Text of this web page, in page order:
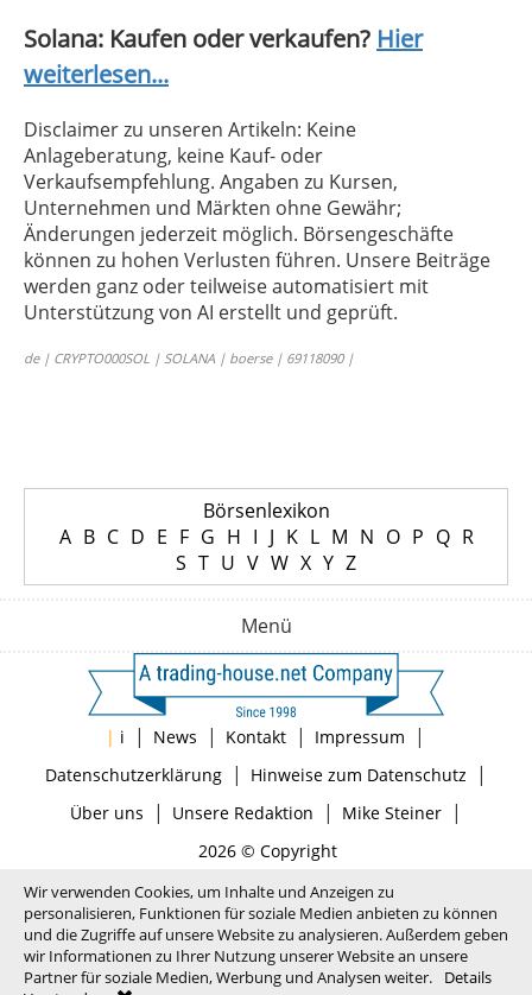
Solana: Kaufen oder verkaufen? Hier
weiterlesen...
Disclaimer zu unseren Artikeln: Keine
Anlageberatung, keine Kauf- oder
Verkaufsempfehlung. Angaben zu Kursen,
Unternehmen und Märkten ohne Gewähr;
Änderungen jederzeit möglich. Börsengeschäfte
können zu hohen Verlusten führen. Unsere Beiträge
werden ganz oder teilweise automatisiert mit
Unterstützung von AI erstellt und geprüft.
de | CRYPTO000SOL | SOLANA | boerse | 69118090 |
Börsenlexikon
A B C D E F G H I J K L M N O P Q R
S T U V W X Y Z
Menü
| i | News | Kontakt | Impressum |
Datenschutzerklärung| Hinweise zum Datenschutz |
Über uns | Unsere Redaktion | Mike Steiner|
2026 © Copyright
Wir verwenden Cookies, um Inhalte und Anzeigen zu
personalisieren, Funktionen für soziale Medien anbieten zu können
und die Zugriffe auf unsere Website zu analysieren. Außerdem geben
wir Informationen zu Ihrer Nutzung unserer Website an unsere
Partner für soziale Medien, Werbung und Analysen weiter.
Details